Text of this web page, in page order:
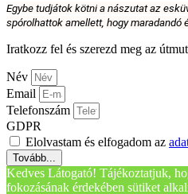
Egybe tudjátok kötni a nászutat az
spórolhattok amellett, hogy maradandó
Iratkozz fel és szerezd meg az
Név
Email
Telefonszám
GDPR
Elolvastam és elfogadom az
Tovább...
Kedves Látogató! Tájékoztatjuk,
fokozásának érdekében sütiket